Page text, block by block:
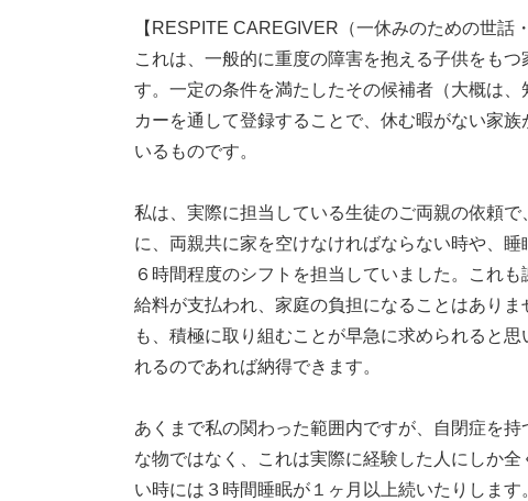
【RESPITE CAREGIVER（一休みのための世話
これは、一般的に重度の障害を抱える子供をも
す。一定の条件を満たしたその候補者（大概は
カーを通して登録することで、休む暇がない家
いるものです。
私は、実際に担当している生徒のご両親の依頼
に、両親共に家を空けなければならない時や、
６時間程度のシフトを担当していました。これ
給料が支払われ、家庭の負担になることはあり
も、積極に取り組むことが早急に求められると
れるのであれば納得できます。
あくまで私の関わった範囲内ですが、自閉症を
な物ではなく、これは実際に経験した人にしか
い時には３時間睡眠が１ヶ月以上続いたりしま